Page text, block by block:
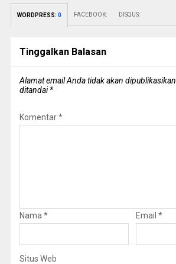
WORDPRESS: 0 FACEBOOK: DISQUS:
Tinggalkan Balasan
Alamat email Anda tidak akan dipublikasikan.
ditandai*
Komentar*
Nama * Email *
Situs Web